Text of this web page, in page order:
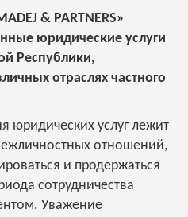
& PARTNERS»
юридические услуги
Республики,
отраслях частного
юридических услуг лежит
отношений,
и продержаться
сотрудничества
Уважение